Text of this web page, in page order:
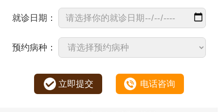
就诊日期：
预约病种：
立即提交 电话咨询